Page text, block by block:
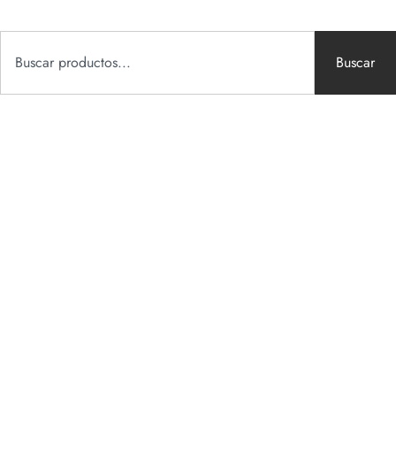
Buscar